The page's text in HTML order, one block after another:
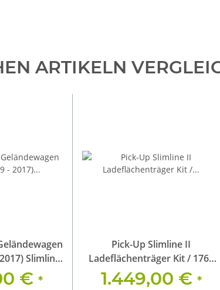
ARTIKELN
Slimline
Kit€*
Pick-Up Slimline II
Ladeflächenträger Kit / 1762
(L) x 1255 (B)
1.449,00 € *